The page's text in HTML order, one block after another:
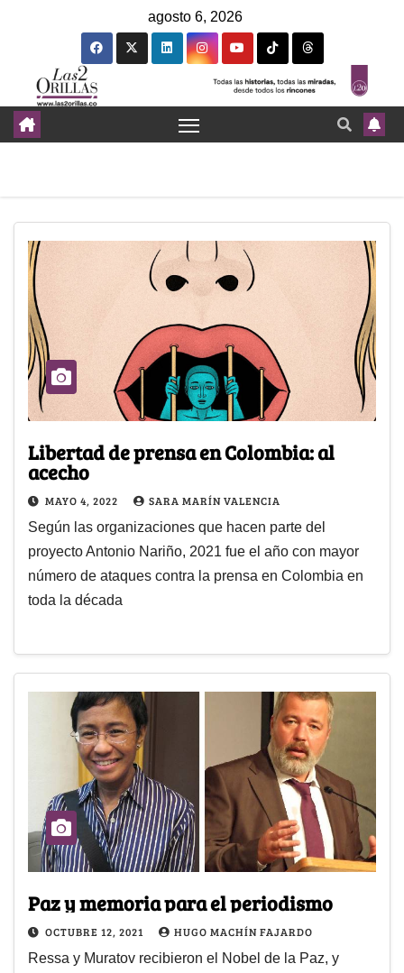
agosto 6, 2026
Libertad de prensa en Colombia: al
acecho
MAYO 4, 2022 SARA MARÍN VALENCIA
Según las organizaciones que hacen parte del
proyecto Antonio Nariño, 2021 fue el año con mayor
número de ataques contra la prensa en Colombia en
toda la década
Paz y memoria para el periodismo
OCTUBRE 12, 2021 HUGO MACHÍN FAJARDO
Ressa y Muratov recibieron el Nobel de la Paz, y